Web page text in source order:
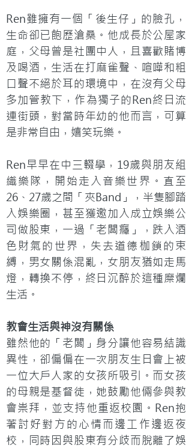
Ren雖擁有一個「後生仔」的臉孔，
生命卻已飽歷滄桑。他成長於公屋家
庭，父母曾是社團中人，且喜歡賭博
及喝酒，生活在打麻雀聲、喧嘩和粗
口聲不絕於耳的環境中，在沒有父母
多加管教下，作為獨子的Ren終日流
連街頭，對當時年幼的他而言，可算
是非常自由，嬉笑玩樂。
Ren早早在中三輟學，19歲與朋友組
織樂隊，開始走入音樂世界。直至
26、27歲之間「夾Band」，半隻腳踏
入娛樂圈，甚至獲邀加入成立娛樂公
司做股東，一過「老闆癮」，跌入酒
色財氣的世界，失去道德枷鎖的束
縛，男女關係混亂，女朋友猶如走馬
燈，轉換不停，終日沉醉於這種糜爛
生活。
教會生活與神沒有關係
雖然他的「老闆」身分讓他容易結識
異性，卻偏偏在一次朋友生日會上被
一位大戶人家的女孩所吸引。而女孩
的母親是基督徒，她鼓勵他倆參與教
會祟拜，並支持他重返校園。Ren抱
著討好對方的心情而邊工作邊返夜
校，同時因與股東有分歧而脫離了娛